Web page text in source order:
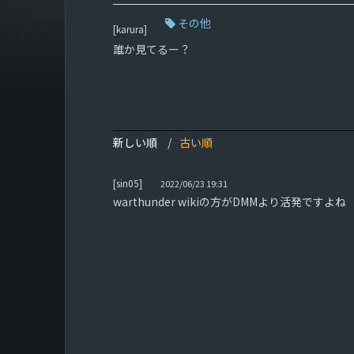
[karura]
その他
誰か見てるー？
新しい順 古い順
[sin05] 2022/06/23 19:31
warthunder wikiの方がDMMより活発ですよね